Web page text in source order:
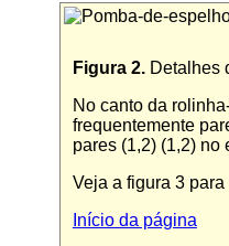
Figura 2.Detalhes
No canto da
frequentemente
pares (1,2) (1,2) no
Veja a figura 3
Início da página